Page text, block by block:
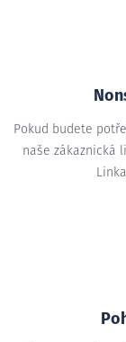
Pokud budete
naše zákaznická